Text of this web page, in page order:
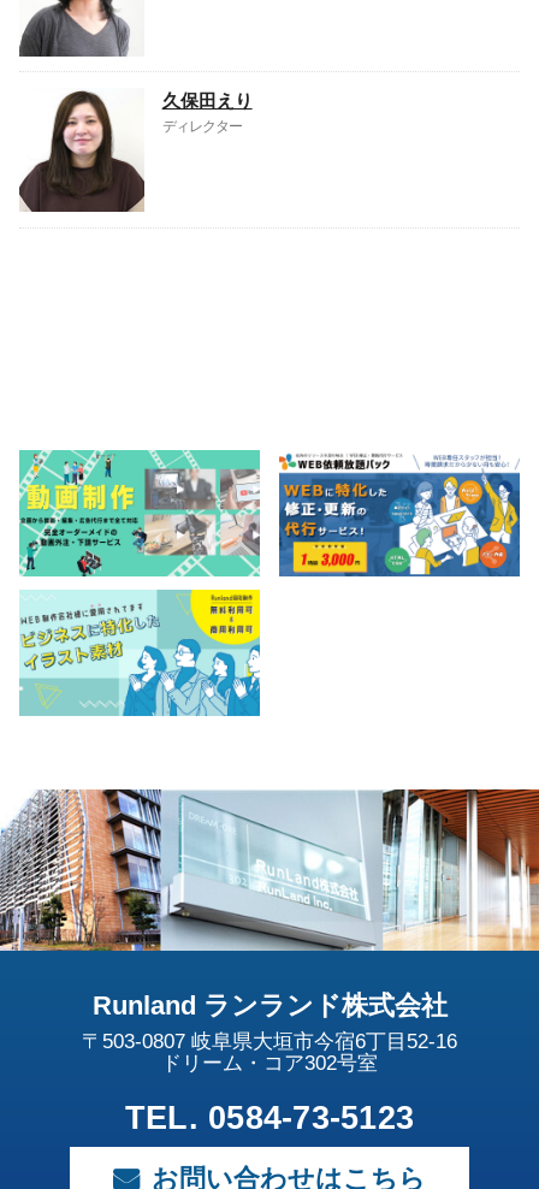
久保田えり
ディレクター
Runland ランランド株式会社
〒503-0807 岐阜県大垣市今宿6丁目52-16
ドリーム・コア302号室
TEL. 0584-73-5123
お問い合わせはこちら